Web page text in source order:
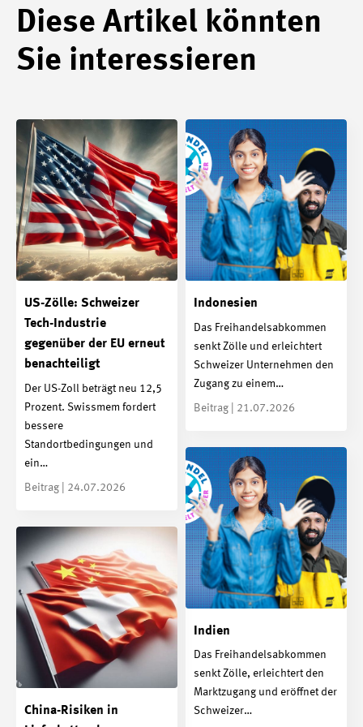
Diese Artikel könnten
Sie interessieren
US-Zölle: Schweizer
Tech-Industrie
gegenüber der EU erneut
benachteiligt
Der US-Zoll beträgt neu 12,5
Prozent. Swissmem fordert
bessere
Standortbedingungen und
ein…
Beitrag | 24.07.2026
Indonesien
Das Freihandelsabkommen
senkt Zölle und erleichtert
Schweizer Unternehmen den
Zugang zu einem…
Beitrag | 21.07.2026
Indien
Das Freihandelsabkommen
senkt Zölle, erleichtert den
Marktzugang und eröffnet der
Schweizer…
China-Risiken in